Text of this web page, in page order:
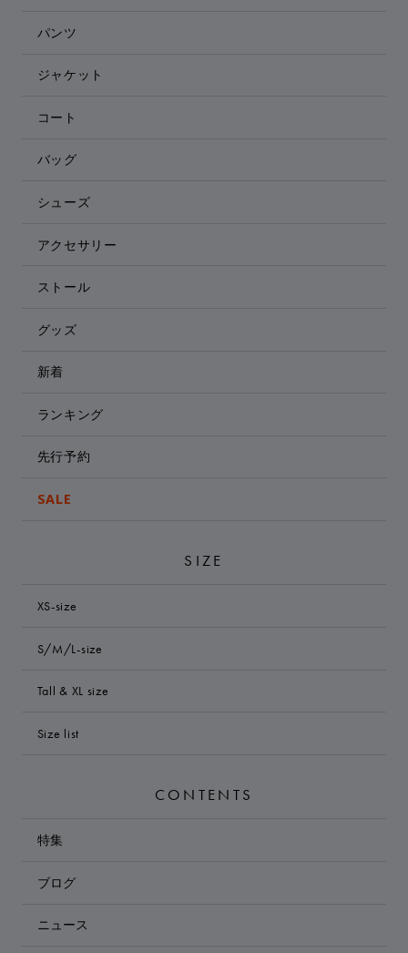
パンツ
ジャケット
コート
バッグ
シューズ
アクセサリー
ストール
グッズ
新着
ランキング
先行予約
SALE
SIZE
XS-size
S/M/L-size
Tall & XL size
Size list
CONTENTS
特集
ブログ
ニュース